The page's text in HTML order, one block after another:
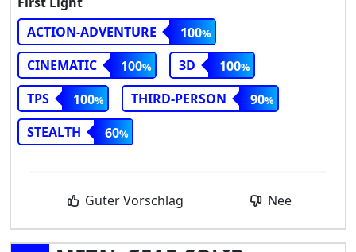
ACTION-ADVENTURE
100
CINEMATIC
100 3D
100
TPS
100 THIRD-PERSON
90
STEALTH
60
Guter Vorschlag Nee